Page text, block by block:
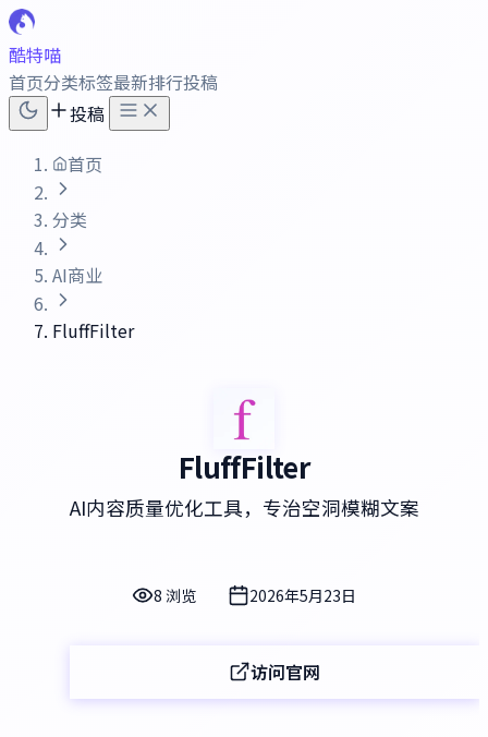
酷特喵
首页分类标签最新排行投稿
投稿
首页
分类
AI商业
FluffFilter
FluffFilter
AI内容质量优化工具，专治空洞模糊文案
8 浏览 2026年5月23日
访问官网